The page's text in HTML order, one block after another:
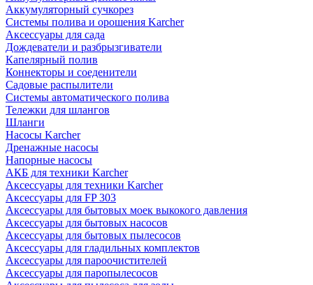
Аккумуляторный сучкорез
Системы полива и орошения Karcher
Аксессуары для сада
Дождеватели и разбрызгиватели
Капелярный полив
Коннекторы и соеденители
Садовые распылители
Системы автоматического полива
Тележки для шлангов
Шланги
Насосы Karcher
Дренажные насосы
Напорные насосы
АКБ для техники Karcher
Аксессуары для техники Karcher
Аксессуары для FP 303
Аксессуары для бытовых моек выкокого давления
Аксессуары для бытовых насосов
Аксессуары для бытовых пылесосов
Аксессуары для гладильных комплектов
Аксессуары для пароочистителей
Аксессуары для паропылесосов